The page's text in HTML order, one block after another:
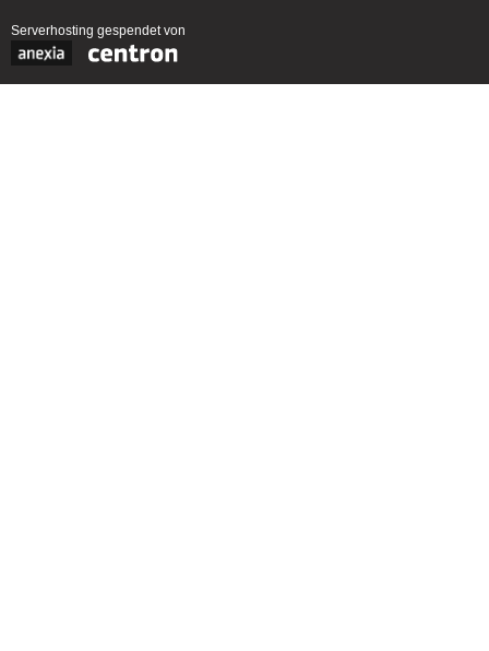
Serverhosting gespendet von